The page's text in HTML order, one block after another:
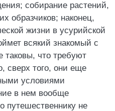
собирание растений,
образчиков; наконец,
жизни в усурийской
всякий знакомый с
что требуют
сверх того, они еще
условиями
в нем вообще
путешественнику не